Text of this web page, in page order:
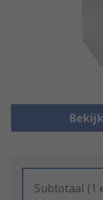
Subtotaal (1